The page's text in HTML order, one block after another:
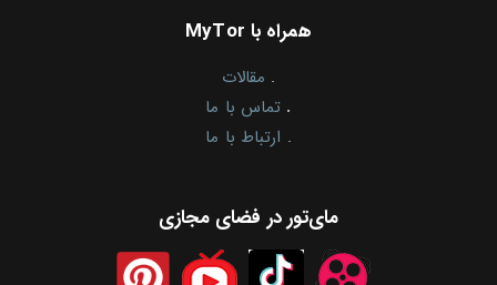
همراه با MyTor
. مقالات
. تماس با ما
. ارتباط با ما
مای‌تور در فضای مجازی